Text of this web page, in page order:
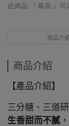
此商品 「 最高 」
商品介
商品介紹
【產品介紹】
三分糖、三道
生香甜而不膩